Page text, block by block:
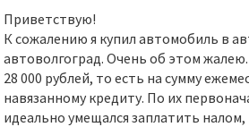
Приветствую!
К сожалению я купил автомобиль в
автоволгоград. Очень об этом
28 000 рублей, то есть на сумму
навязанному кредиту. По их
идеально умещался заплатить налом,